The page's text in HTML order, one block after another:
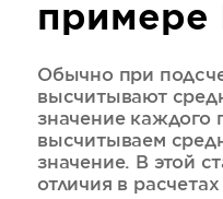
примере
Обычно при
высчитывают
значение каждого
высчитываем
значение. В этой
отличия в